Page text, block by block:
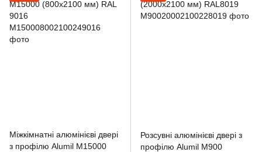
Міжкімнатні алюмінієві двері
з профілю Alumil M15000
Розсувні алюмінієві двері з
профілю Alumil M900